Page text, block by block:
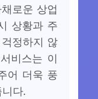
로운 상업
상황과 주
정하지 않
비스는 이
어 더욱 풍
다.